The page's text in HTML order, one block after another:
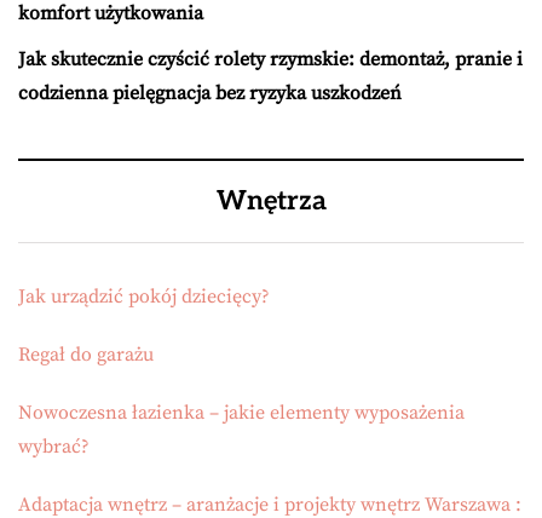
komfort użytkowania
Jak skutecznie czyścić rolety rzymskie: demontaż, pranie i
codzienna pielęgnacja bez ryzyka uszkodzeń
Wnętrza
Jak urządzić pokój dziecięcy?
Regał do garażu
Nowoczesna łazienka – jakie elementy wyposażenia
wybrać?
Adaptacja wnętrz – aranżacje i projekty wnętrz Warszawa :